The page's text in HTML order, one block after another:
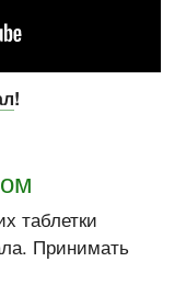
!
таблетки
Принимать